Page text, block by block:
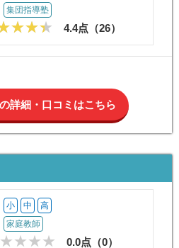
集団指導塾
4.4点（26）
詳細・口コミはこちら
小 中 高
家庭教師
0.0点（0）